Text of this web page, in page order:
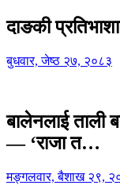
दाङकी
बुधवार, जेष्ठ २७, २०८३
बालेनलाई ताली
— ‘राजा त…
मङ्गलवार, बैशाख २९,